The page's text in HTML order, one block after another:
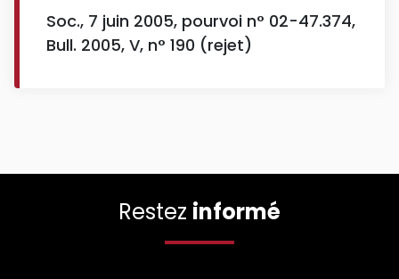
Soc., 7 juin 2005, pourvoi n° 02-47.374,
Bull. 2005, V, n° 190 (rejet)
Restez informé